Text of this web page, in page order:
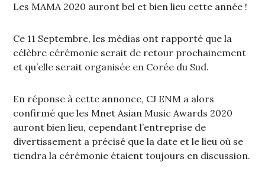
Les MAMA 2020 auront bel et bien lieu cette année !
Ce 11 Septembre, les médias ont rapporté que la
célèbre cérémonie serait de retour prochainement
et qu’elle serait organisée en Corée du Sud.
En réponse à cette annonce, CJ ENM a alors
confirmé que les Mnet Asian Music Awards 2020
auront bien lieu, cependant l’entreprise de
divertissement a précisé que la date et le lieu où se
tiendra la cérémonie étaient toujours en discussion.